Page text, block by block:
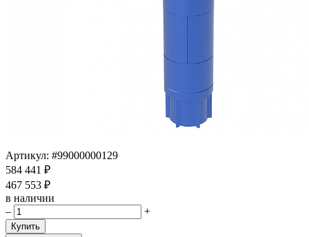
Артикул: #99000000129
584 441 ₽
467 553 ₽
в наличии
–
+
Купить